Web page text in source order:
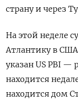
страну и через
На этой неделе
Атлантику в
указан US PBI
находится
находится дом